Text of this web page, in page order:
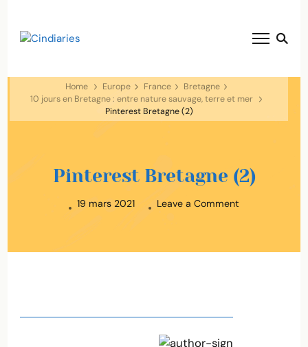
Home Europe France
Bretagne
10 jours en Bretagne : entre nature sauvage, terre et mer
Pinterest Bretagne (2)
Pinterest Bretagne (2)
19 mars 2021 Leave a Comment